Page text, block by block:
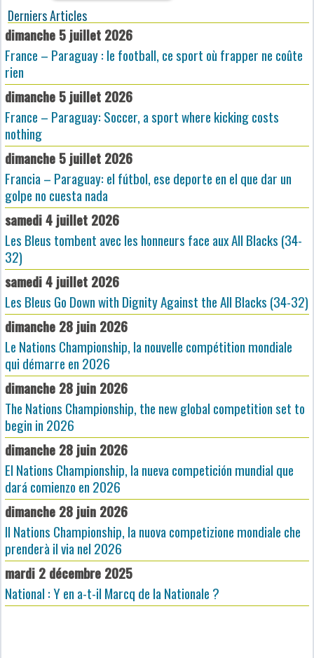
Derniers Articles
dimanche 5 juillet 2026
France – Paraguay : le football, ce sport où frapper ne coûte
rien
dimanche 5 juillet 2026
France – Paraguay: Soccer, a sport where kicking costs
nothing
dimanche 5 juillet 2026
Francia – Paraguay: el fútbol, ese deporte en el que dar un
golpe no cuesta nada
samedi 4 juillet 2026
Les Bleus tombent avec les honneurs face aux All Blacks (34-
32)
samedi 4 juillet 2026
Les Bleus Go Down with Dignity Against the All Blacks (34-32)
dimanche 28 juin 2026
Le Nations Championship, la nouvelle compétition mondiale
qui démarre en 2026
dimanche 28 juin 2026
The Nations Championship, the new global competition set to
begin in 2026
dimanche 28 juin 2026
El Nations Championship, la nueva competición mundial que
dará comienzo en 2026
dimanche 28 juin 2026
Il Nations Championship, la nuova competizione mondiale che
prenderà il via nel 2026
mardi 2 décembre 2025
National : Y en a-t-il Marcq de la Nationale ?